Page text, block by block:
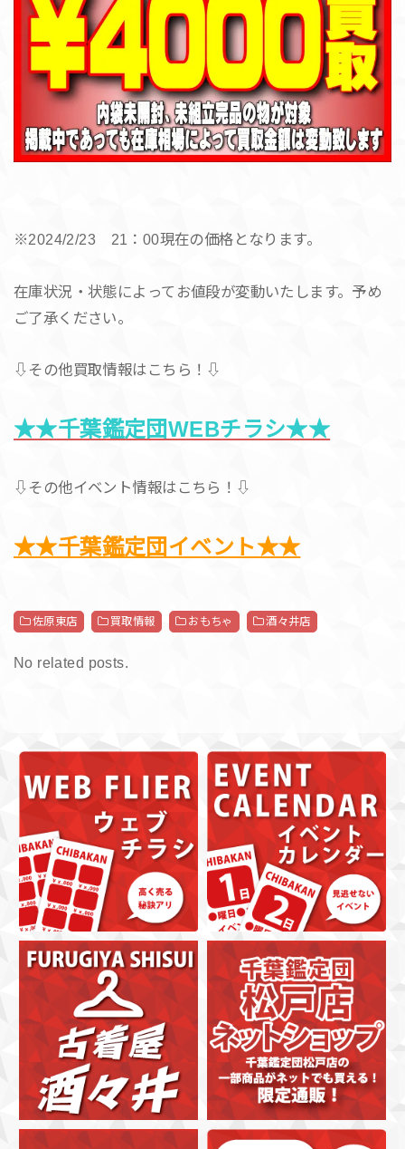
※2024/2/23 21：00現在の価格となります。
在庫状況・状態によってお値段が変動いたします。予め
ご了承ください。
⇩その他買取情報はこちら！⇩
★★千葉鑑定団WEBチラシ★★
⇩その他イベント情報はこちら！⇩
★★千葉鑑定団イベント★★
佐原東店 買取情報 おもちゃ 酒々井店
No related posts.